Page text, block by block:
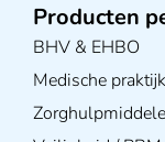
Producten
BHV & EHBO
Medische